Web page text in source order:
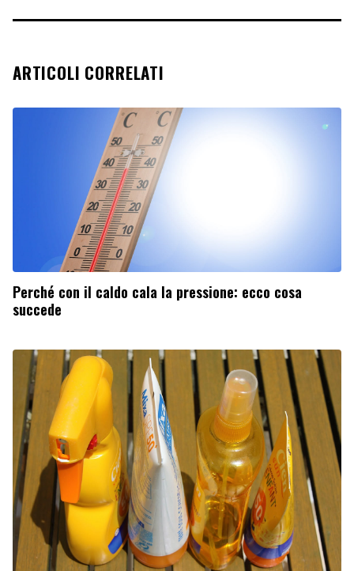
ARTICOLI CORRELATI
Perché con il caldo cala la pressione: ecco cosa
succede